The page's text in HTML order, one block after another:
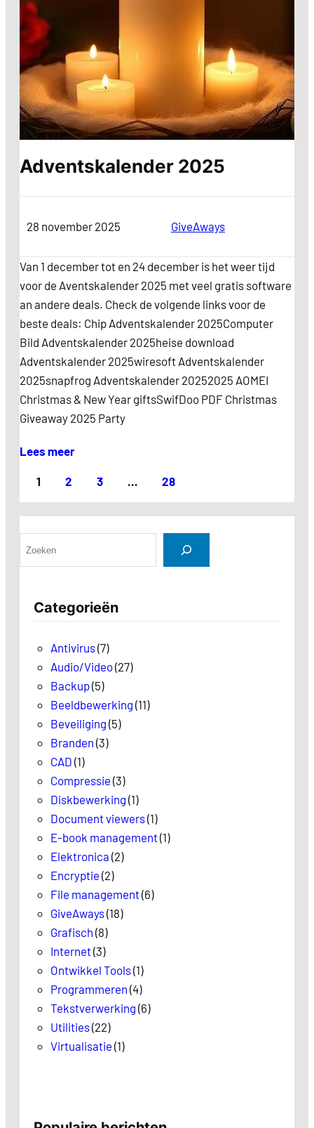
Adventskalender 2025
28 november 2025 GiveAways
Van 1 december tot en 24 december is het weer tijd
voor de Aventskalender 2025 met veel gratis software
an andere deals. Check de volgende links voor de
beste deals: Chip Adventskalender 2025Computer
Bild Adventskalender 2025heise download
Adventskalender 2025wiresoft Adventskalender
2025snapfrog Adventskalender 20252025 AOMEI
Christmas & New Year giftsSwifDoo PDF Christmas
Giveaway 2025 Party
Lees meer
1 2 3 … 28
Categorieën
Antivirus(7)
Audio/Video(27)
Backup(5)
Beeldbewerking (11)
Beveiliging (5)
Branden (3)
CAD (1)
Compressie (3)
Diskbewerking (1)
Document viewers(1)
E-book management(1)
Elektronica (2)
Encryptie (2)
File management(6)
GiveAways(18)
Grafisch (8)
Internet(3)
Ontwikkel Tools(1)
Programmeren (4)
Tekstverwerking (6)
Utilities(22)
Virtualisatie (1)